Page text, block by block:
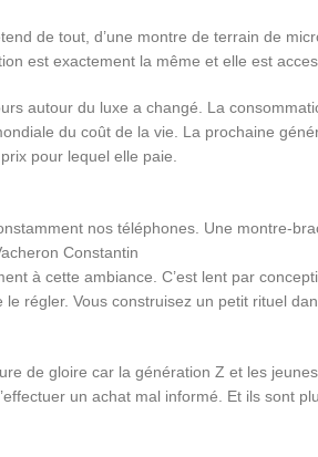
de tout, d’une montre de terrain de
est exactement la même et elle est
autour du luxe a changé. La
du coût de la vie. La prochaine
pour lequel elle paie.
nos téléphones. Une montre-
Constantin
à cette ambiance. C’est lent par
régler. Vous construisez un petit rituel
de gloire car la génération Z et les
un achat mal informé. Et ils sont